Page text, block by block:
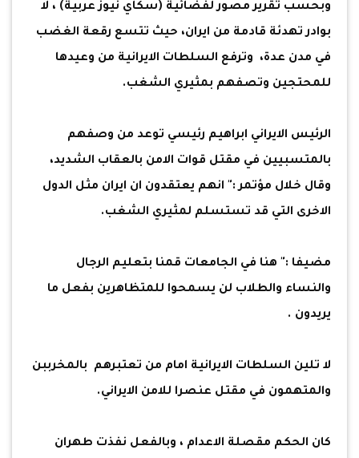
وبحسب تقرير مصور لفضائية (سكاي نيوز عربية) ، لا
بوادر تهدئة قادمة من ايران، حيث تتسع رقعة الغضب
في مدن عدة، وترفع السلطات الايرانية من وعيدها
للمحتجين وتصفهم بمثيري الشغب.
الرئيس الايراني ابراهيم رئيسي توعد من وصفهم
بالمتسبيين في مقتل قوات الامن بالعقاب الشديد،
وقال خلال مؤتمر :" انهم يعتقدون ان ايران مثل الدول
الاخرى التي قد تستسلم لمثيري الشغب.
مضيفا :" هنا في الجامعات قمنا بتعليم الرجال
والنساء والطلاب لن يسمحوا للمتظاهرين بفعل ما
يريدون .
لا تلين السلطات الايرانية امام من تعتبرهم بالمخرببن
والمتهمون في مقتل عنصرا للامن الايراني.
كان الحكم مقصلة الاعدام ، وبالفعل نفذت طهران